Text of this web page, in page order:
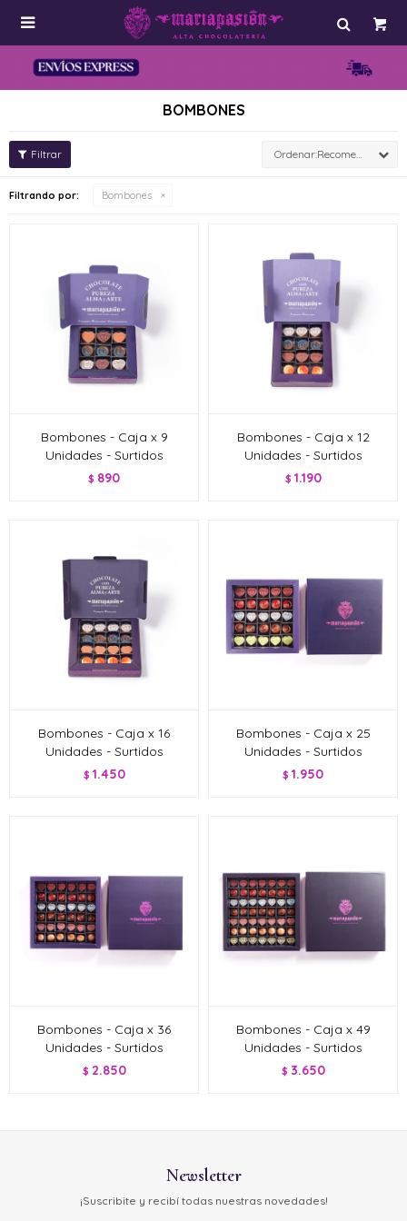

BOMBONES
Recomendados
Filtrando por: Bombones
Bombones - Caja x 9
Unidades - Surtidos
$ 890
Bombones - Caja x 12
Unidades - Surtidos
$ 1.190
Bombones - Caja x 16
Unidades - Surtidos
$ 1.450
Bombones - Caja x 25
Unidades - Surtidos
$ 1.950
Bombones - Caja x 36
Unidades - Surtidos
$ 2.850
Bombones - Caja x 49
Unidades - Surtidos
$ 3.650
Newsletter
¡Suscribite y recibí todas nuestras novedades!